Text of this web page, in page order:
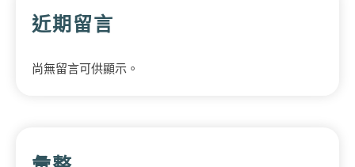
近期留言
尚無留言可供顯示。